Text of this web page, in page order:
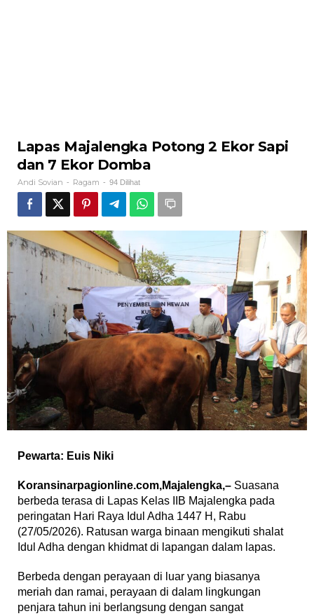
Lapas Majalengka Potong 2 Ekor Sapi
dan 7 Ekor Domba
Andi Sovian - Ragam - 94 Dilihat
Pewarta: Euis Niki
Koransinarpagionline.com,Majalengka,– Suasana
berbeda terasa di Lapas Kelas IIB Majalengka pada
peringatan Hari Raya Idul Adha 1447 H, Rabu
(27/05/2026). Ratusan warga binaan mengikuti shalat
Idul Adha dengan khidmat di lapangan dalam lapas.
Berbeda dengan perayaan di luar yang biasanya
meriah dan ramai, perayaan di dalam lingkungan
penjara tahun ini berlangsung dengan sangat